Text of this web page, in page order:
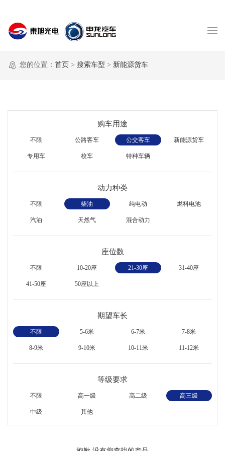
您的位置： 首页 > 搜索车型 > 新能源货车
购车用途
不限 公路客车 公交客车 新能源货车
专用车 校车 特种车辆
动力种类
不限 柴油 纯电动 燃料电池
汽油 天然气 混合动力
座位数
不限 10-20座 21-30座 31-40座
41-50座 50座以上
期望车长
不限 5-6米 6-7米 7-8米
8-9米 9-10米 10-11米 11-12米
等级要求
不限 高一级 高二级 高三级
中级 其他